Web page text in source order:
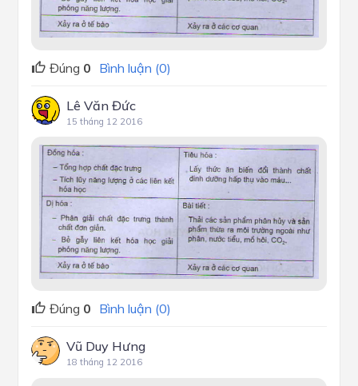
Đúng 0 Bình luận (0)
Lê Văn Đức
15 tháng 12 2016
Đúng 0 Bình luận (0)
Vũ Duy Hưng
18 tháng 12 2016